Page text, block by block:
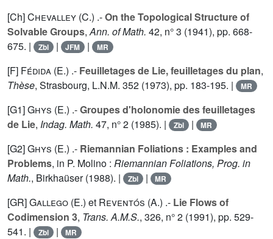
[Ch]Chevalley (C.) .-On the Topological Structure of
Solvable Groups,Ann. of Math. 42, n° 3 (1941), pp. 668-
675. |
Zbl | JFM | MR
[F] Fédida (E.) .- Feuilletages de Lie, feuilletages du plan,
Thèse, Strasbourg, L.N.M. 352 (1973), pp. 183-195. | MR
[G1]Ghys (E.) .-Groupes d'holonomie des feuilletages
de Lie, Indag. Math. 47, n° 2 (1985). | Zbl | MR
[G2]Ghys (E.) .- Riemannian Foliations : Examples and
Problems, in P. Molino : Riemannian Foliations, Prog. in
Math., Birkhaüser (1988). | Zbl | MR
[GR]Gallego (E.) et Reventós (A.) .- Lie Flows of
Codimension 3, Trans. A.M.S., 326, n° 2 (1991), pp. 529-
541. |
Zbl | MR